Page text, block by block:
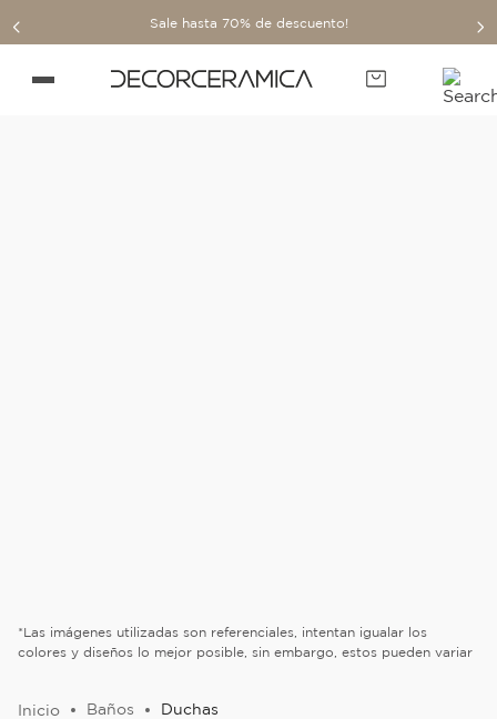
Sale hasta 70% de descuento!
*Las imágenes utilizadas son referenciales, intentan igualar los
colores y diseños lo mejor posible, sin embargo, estos pueden variar
Baños Duchas